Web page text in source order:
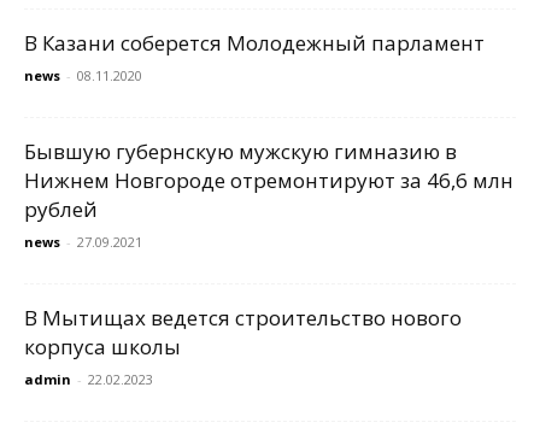
В Казани соберется Молодежный парламент
news - 08.11.2020
Бывшую губернскую мужскую гимназию в
Нижнем Новгороде отремонтируют за 46,6 млн
рублей
news - 27.09.2021
В Мытищах ведется строительство нового
корпуса школы
admin - 22.02.2023